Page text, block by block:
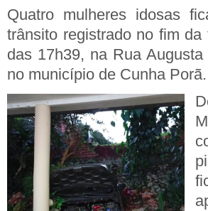
Quatro mulheres idosas
trânsito registrado no fim
das 17h39, na Rua
no município de Cunha Porã.